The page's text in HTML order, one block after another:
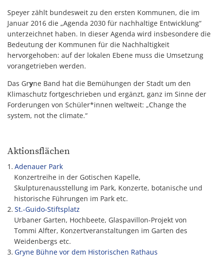
Speyer zählt bundesweit zu den ersten Kommunen, die im
Januar 2016 die „Agenda 2030 für nachhaltige Entwicklung“
unterzeichnet haben. In dieser Agenda wird insbesondere die
Bedeutung der Kommunen für die Nachhaltigkeit
hervorgehoben: auf der lokalen Ebene muss die Umsetzung
vorangetrieben werden.
Das Gryne Band hat die Bemühungen der Stadt um den
Klimaschutz fortgeschrieben und ergänzt, ganz im Sinne der
Forderungen von Schüler*innen weltweit: „Change the
system, not the climate.“
Aktionsflächen
Adenauer Park
Konzertreihe in der Gotischen Kapelle,
Skulpturenausstellung im Park, Konzerte, botanische und
historische Führungen im Park etc.
St.-Guido-Stiftsplatz
Urbaner Garten, Hochbeete, Glaspavillon-Projekt von
Tommi Alfter, Konzertveranstaltungen im Garten des
Weidenbergs etc.
Gryne Bühne vor dem Historischen Rathaus